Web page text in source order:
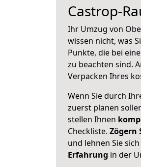
Castrop-
Ihr Umzug von
wissen nicht, was
Punkte, die bei
zu beachten sind.
Verpacken Ihres
Wenn Sie durch
zuerst planen
stellen Ihnen
Checkliste. Zögern
und lehnen Sie
Erfahrung in der